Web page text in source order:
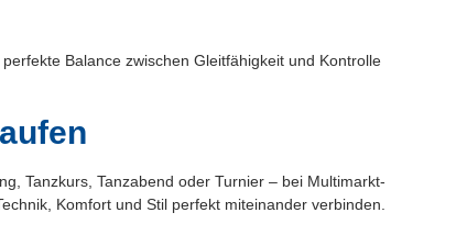
Balance zwischen Gleitfähigkeit und Kontrolle
Tanzkurs, Tanzabend oder Turnier – bei Multimarkt-
Komfort und Stil perfekt miteinander verbinden.